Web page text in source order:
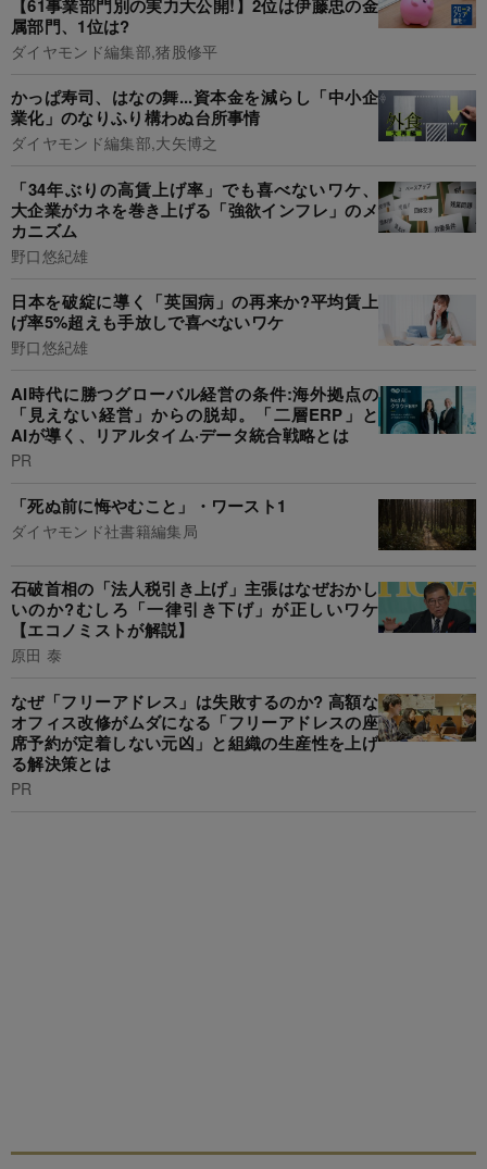
【61事業部門別の実力大公開!】2位は伊藤忠の金
属部門、1位は?
ダイヤモンド編集部,猪股修平
かっぱ寿司、はなの舞...資本金を減らし「中小企
業化」のなりふり構わぬ台所事情
ダイヤモンド編集部,大矢博之
「34年ぶりの高賃上げ率」でも喜べないワケ、
大企業がカネを巻き上げる「強欲インフレ」のメ
カニズム
野口悠紀雄
日本を破綻に導く「英国病」の再来か?平均賃上
げ率5%超えも手放しで喜べないワケ
野口悠紀雄
AI時代に勝つグローバル経営の条件:海外拠点の
「見えない経営」からの脱却。「二層ERP」と
AIが導く、リアルタイム·データ統合戦略とは
PR
「死ぬ前に悔やむこと」・ワースト1
ダイヤモンド社書籍編集局
石破首相の「法人税引き上げ」主張はなぜおかし
いのか?むしろ「一律引き下げ」が正しいワケ
【エコノミストが解説】
原田 泰
なぜ「フリーアドレス」は失敗するのか? 高額な
オフィス改修がムダになる「フリーアドレスの座
席予約が定着しない元凶」と組織の生産性を上げ
る解決策とは
PR